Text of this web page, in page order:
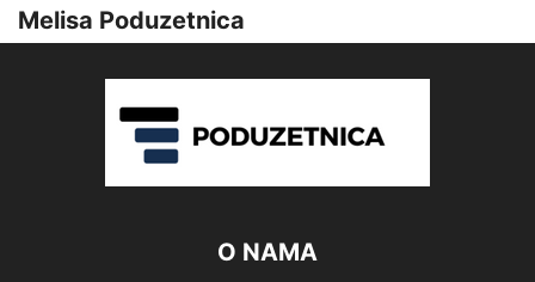
Melisa Poduzetnica
O NAMA